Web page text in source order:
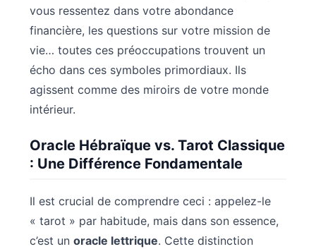
vous ressentez dans votre abondance
financière, les questions sur votre mission de
vie… toutes ces préoccupations trouvent un
écho dans ces symboles primordiaux. Ils
agissent comme des miroirs de votre monde
intérieur.
Oracle Hébraïque vs. Tarot Classique
: Une Différence Fondamentale
Il est crucial de comprendre ceci : appelez-le
« tarot » par habitude, mais dans son essence,
c’est un oracle lettrique. Cette distinction